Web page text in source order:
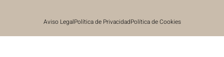
Aviso LegalPolítica de PrivacidadPolítica de Cookies